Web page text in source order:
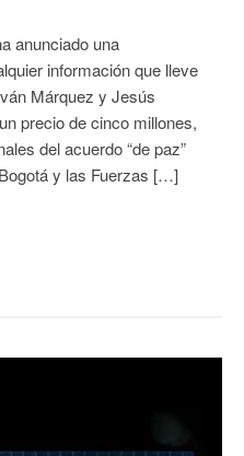
anunciado una
información que lleve
Márquez y Jesús
precio de cinco millones,
del acuerdo “de paz”
y las Fuerzas […]